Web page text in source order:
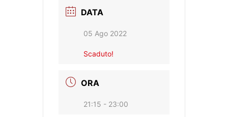
DATA
05 Ago 2022
Scaduto!
ORA
21:15 - 23:00